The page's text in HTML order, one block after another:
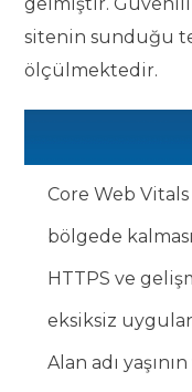
sitenin sunduğu
ölçülmektedir.
Core Web
bölgede
HTTPS ve
eksiksiz
Alan adı